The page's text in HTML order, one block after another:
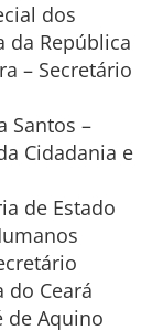
dos
da República
– Secretário
Santos –
Cidadania e
de Estado
do Ceará
de Aquino